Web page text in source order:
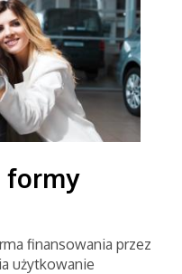
formy
finansowania przez
użytkowanie